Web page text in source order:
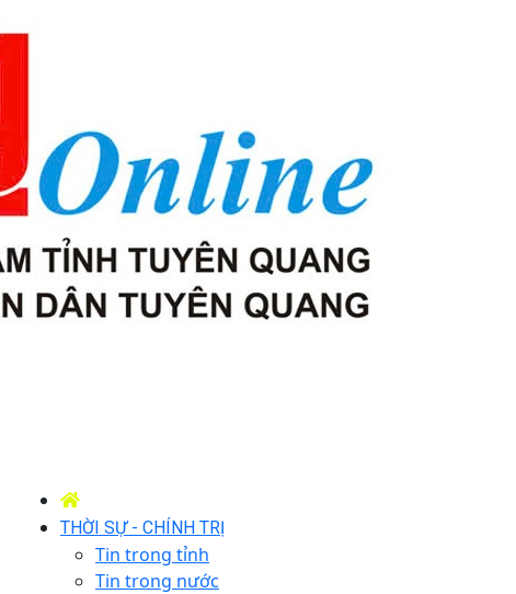
THỜI SỰ - CHÍNH TRỊ
Tin trong tỉnh
Tin trong nước